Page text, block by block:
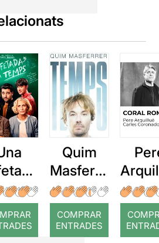
Quim
Masferre
r: Temps
COMPRAR
ENTRADES
: